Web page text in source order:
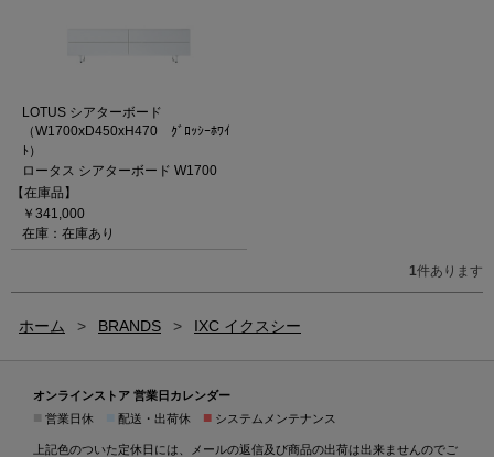
LOTUS シアターボード
（W1700xD450xH470 ｸﾞﾛｯｼｰﾎﾜｲ
ﾄ）
ロータス シアターボード W1700
【在庫品】
￥341,000
在庫：在庫あり
1件あります
ホーム > BRANDS > IXC イクスシー
オンラインストア 営業日カレンダー
営業日休 配送・出荷休 ■ システムメンテナンス
上記色のついた定休日には、メールの返信及び商品の出荷は出来ませんのでご